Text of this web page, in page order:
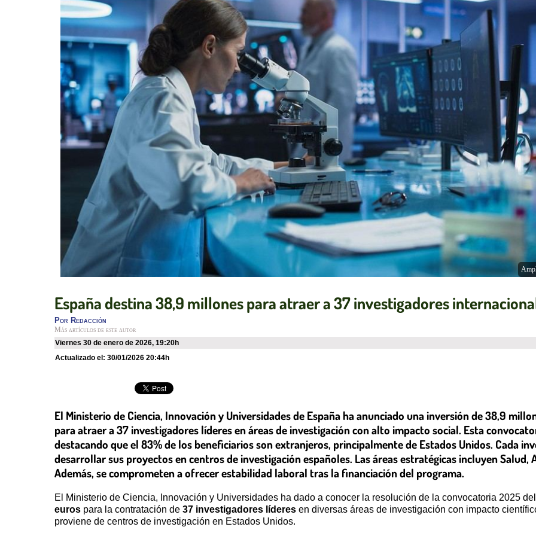
España destina 38,9 millones para atraer a 37 investigadores
Por Redacción
Más artículos de este autor
viernes 30 de enero de 2026, 19:20h
Actualizado el: 30/01/2026 20:44h
El Ministerio de Ciencia, Innovación y Universidades de España ha anunciado una inversión de 38,9
para atraer a 37 investigadores líderes en áreas de investigación con alto impacto social. Esta
destacando que el 83% de los beneficiarios son extranjeros, principalmente de Estados Unidos. Cada
desarrollar sus proyectos en centros de investigación españoles. Las áreas estratégicas incluyen
Además, se comprometen a ofrecer estabilidad laboral tras la financiación del programa.
El Ministerio de Ciencia, Innovación y Universidades ha dado a conocer la resolución de la convocatoria 2025
euros para la contratación de 37 investigadores líderes en diversas áreas de investigación con impacto
proviene de centros de investigación en Estados Unidos.